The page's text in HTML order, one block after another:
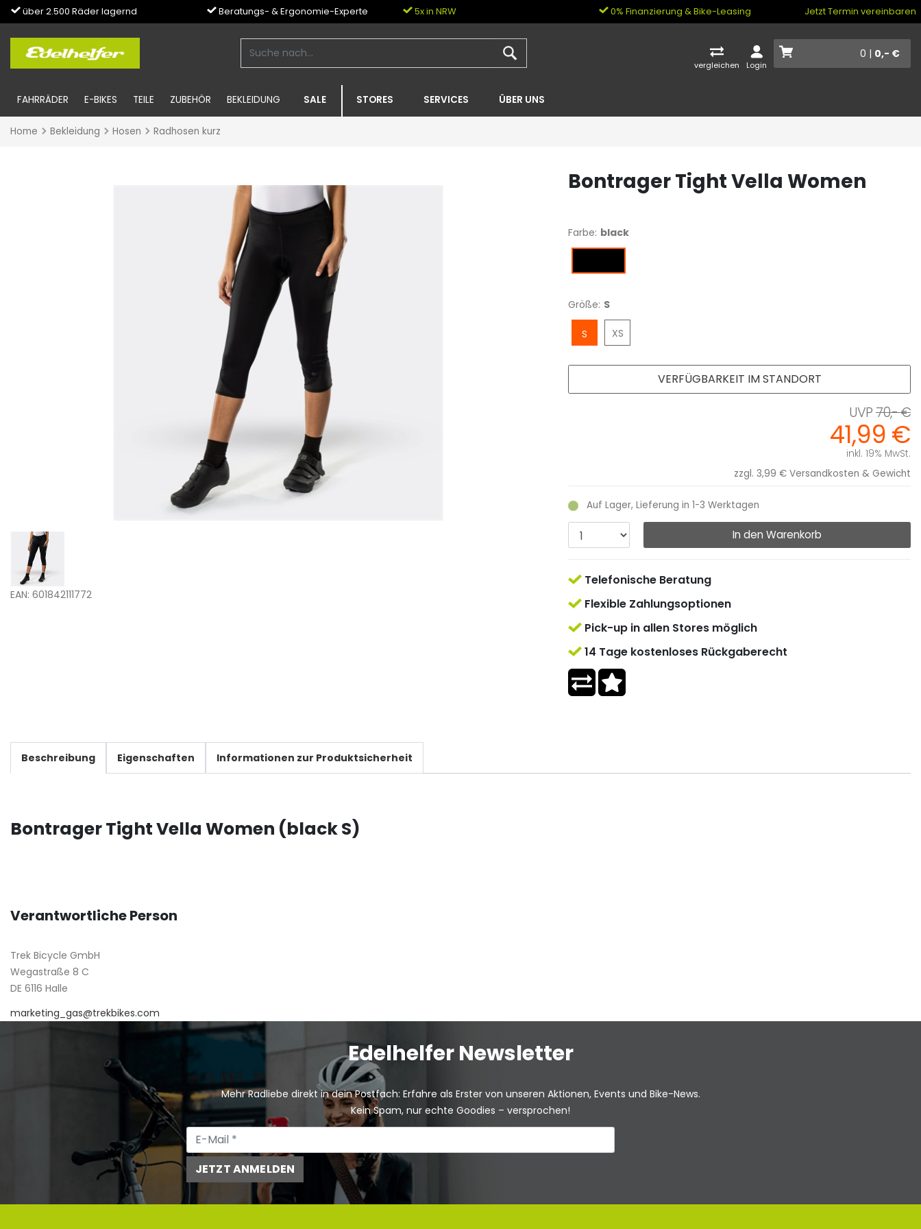
über 2.500 Räder lagernd Beratungs- & Ergonomie-Experte 5x in NRW 0% Finanzierung & Bike-Leasing Jetzt Termin vereinbaren
vergleichen Login
0 | 0,- €
FAHRRÄDER E-BIKES TEILE ZUBEHÖR BEKLEIDUNG SALE STORES SERVICES ÜBER UNS
Home Bekleidung Hosen Radhosen kurz
EAN: 601842111772
Bontrager Tight Vella Women
Farbe: black
Größe: S
S XS
70,- €
41,99 €
inkl. 19% MwSt.
zzgl. 3,99 € Versandkosten & Gewicht
Auf Lager, Lieferung in 1-3 Werktagen
In den Warenkorb
VERFÜGBARKEIT IM STANDORT
Telefonische Beratung
Flexible Zahlungsoptionen
Pick-up in allen Stores möglich
14 Tage kostenloses Rückgaberecht
Beschreibung Eigenschaften Informationen zur Produktsicherheit
Bontrager Tight Vella Women (black S)
Verantwortliche Person
Trek Bicycle GmbH
Wegastraße 8 C
DE 6116 Halle
marketing_gas@trekbikes.com
Edelhelfer Newsletter
Mehr Radliebe direkt in dein Postfach: Erfahre als Erster von unseren Aktionen, Events und Bike-News.
Kein Spam, nur echte Goodies – versprochen!
JETZT ANMELDEN